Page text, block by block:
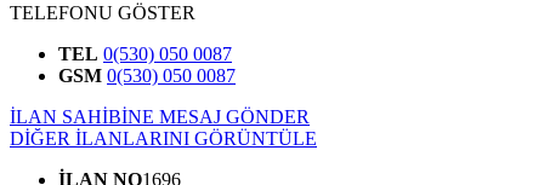
TELEFONU GÖSTER
TEL 0(530) 050 0087
GSM 0(530) 050 0087
İLAN SAHİBİNE MESAJ GÖNDER
DİĞER İLANLARINI GÖRÜNTÜLE
İLAN NO1696